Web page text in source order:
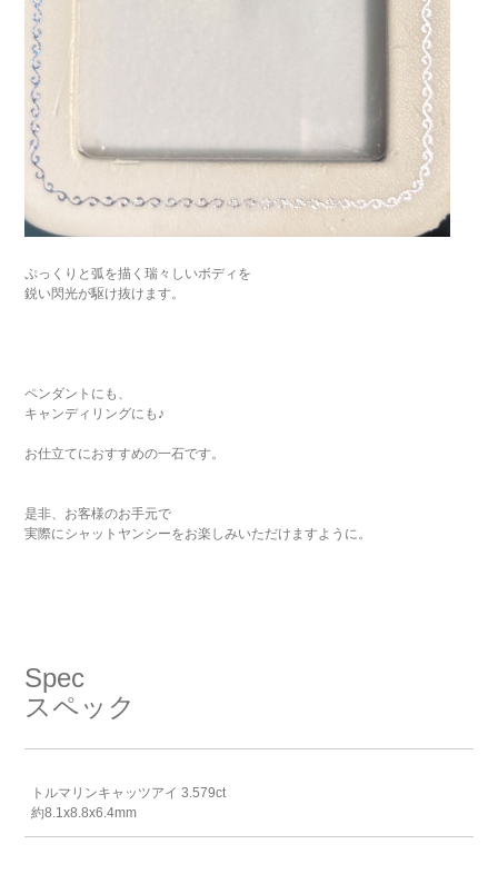
ぷっくりと弧を描く瑞々しいボディを
鋭い閃光が駆け抜けます。
ペンダントにも、
キャンディリングにも♪
お仕立てにおすすめの一石です。
是非、お客様のお手元で
実際にシャットヤンシーをお楽しみいただけますように。
Spec
スペック
トルマリンキャッツアイ 3.579ct
約8.1x8.8x6.4mm